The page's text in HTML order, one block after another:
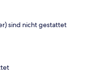
sind nicht gestattet